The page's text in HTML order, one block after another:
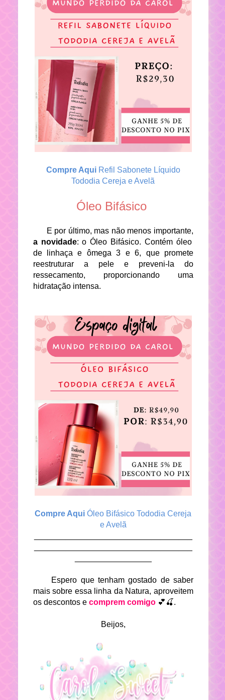
Compre Aqui Refil Sabonete Líquido
Tododia Cereja e Avelã
Óleo Bifásico
E por último, mas não menos importante,
a novidade: o Óleo Bifásico. Contém óleo
de linhaça e ômega 3 e 6, que promete
reestruturar a pele e preveni-la do
ressecamento, proporcionando uma
hidratação intensa.
Compre AquiÓleo Bifásico Tododia Cereja
e Avelã
Espero que tenham gostado de saber
mais sobre essa linha da Natura, aproveitem
os descontos e comprem comigo💕🍒.
Beijos,